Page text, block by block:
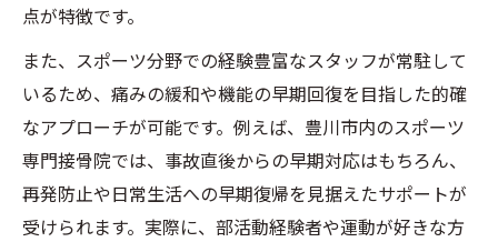
点が特徴です。
また、スポーツ分野での経験豊富なスタッフが常駐して
いるため、痛みの緩和や機能の早期回復を目指した的確
なアプローチが可能です。例えば、豊川市内のスポーツ
専門接骨院では、事故直後からの早期対応はもちろん、
再発防止や日常生活への早期復帰を見据えたサポートが
受けられます。実際に、部活動経験者や運動が好きな方